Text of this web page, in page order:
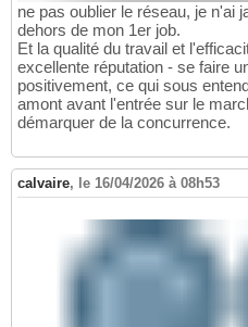
ne pas oublier le réseau, je n'ai
dehors de mon 1er job.
Et la qualité du travail et
excellente réputation - se faire
positivement, ce qui sous
amont avant l'entrée sur le
démarquer de la concurrence.
calvaire, le 16/04/2026 à 08h53